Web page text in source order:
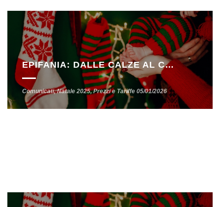
EPIFANIA: DALLE CALZE AL CARBONE, I PRODOTTI TIPICI AUMENTANO MEDIAMENTE DEL 7%.
Comunicati,Natale 2025,Prezzi e Tariffe 05/01/2026